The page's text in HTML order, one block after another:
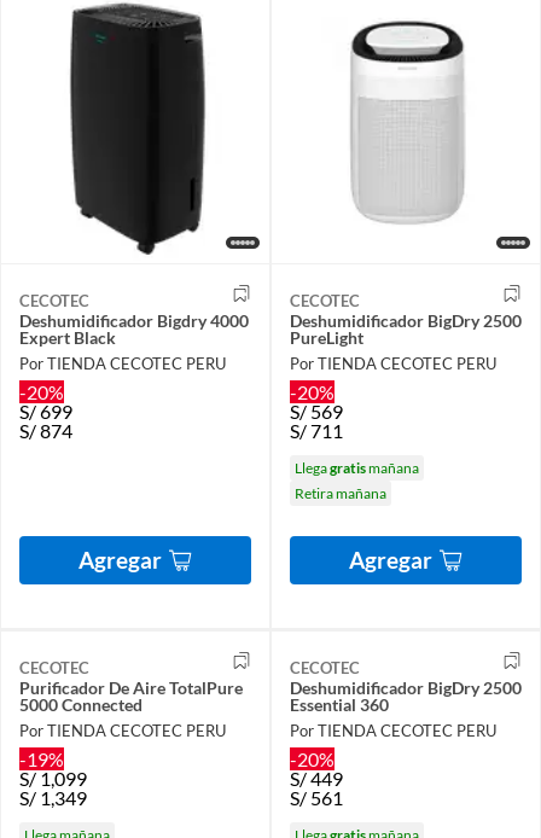
CECOTEC
Deshumidificador Bigdry 4000
Expert Black
Por TIENDA CECOTEC PERU
-20%
S/699
S/874
Agregar
CECOTEC
Deshumidificador BigDry 2500
PureLight
Por TIENDA CECOTEC PERU
-20%
S/569
S/711
Llegagratismañana
Retira mañana
Agregar
CECOTEC
Purificador De Aire TotalPure
5000 Connected
Por TIENDA CECOTEC PERU
-19%
S/1,099
S/ 1,349
CECOTEC
Deshumidificador BigDry 2500
Essential 360
Por TIENDA CECOTEC PERU
-20%
S/449
S/ 561